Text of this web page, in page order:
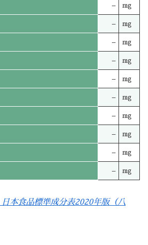
– mg
– mg
– mg
– mg
– mg
– mg
– mg
– mg
– mg
– mg
本食品標準成分表2020年版（八